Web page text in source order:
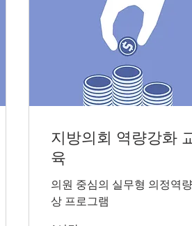
지방의회 역량강화
육
의원 중심의 실무형 의정역
상 프로그램